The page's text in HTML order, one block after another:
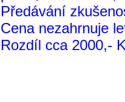
Předávání
Cena nezahrnuje
Rozdíl cca 2000,-